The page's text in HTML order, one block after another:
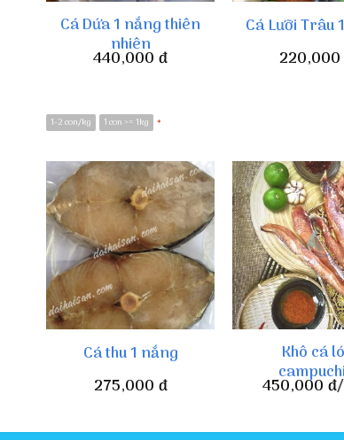
Cá Dứa 1 nắng thiên
nhiên
440,000 đ
1-2 con/kg 1 con >= 1kg *
Cá Lưỡi Trâu
220,000
Cá thu 1 nắng
275,000 đ
Khô cá
450,000 đ